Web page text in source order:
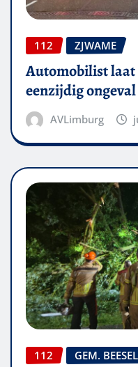
112 ZJWAME
Automobilist laat
eenzijdig ongeval
AVLimburg
112 GEM. BEESEL